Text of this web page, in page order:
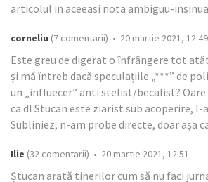
articolul in aceeasi nota ambiguu-
corneliu (7 comentarii) • 20 martie 2021, 12:49
Este greu de digerat o înfrângere tot
și mă întreb dacă speculațiile „***” de
un „influecer” anti stelist/becalist? Oare
ca dl Stucan este ziarist sub acoperire, l-
Subliniez, n-am probe directe, doar așa
Ilie (32 comentarii) • 20 martie 2021, 12:51
Ștucan arată tinerilor cum să nu faci